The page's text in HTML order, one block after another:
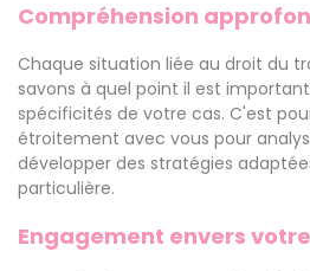
Compréhension
Chaque situation liée au droit du
savons à quel point il est
spécificités de votre cas. C'est
étroitement avec vous pour
développer des stratégies
particulière.
Engagement envers